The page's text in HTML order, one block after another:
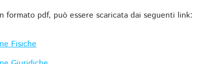
formato pdf, può essere scaricata dai seguenti link:
Fisiche